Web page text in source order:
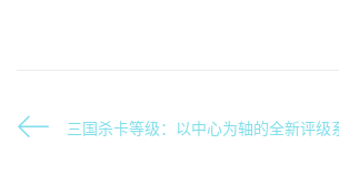
三国杀卡等级：以中心为轴的全新评级